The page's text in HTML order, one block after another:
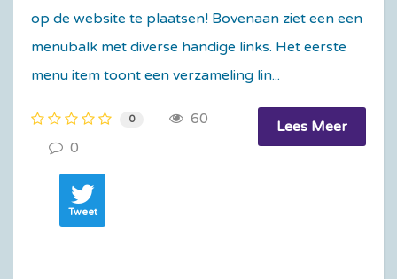
op de website te plaatsen! Bovenaan ziet een een
menubalk met diverse handige links. Het eerste
menu item toont een verzameling lin...
Lees Meer
0
60
0
Tweet